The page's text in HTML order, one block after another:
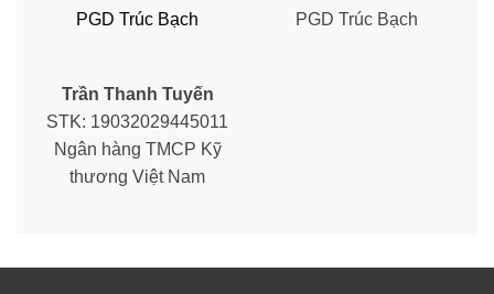
PGD Trúc Bạch
PGD Trúc Bạch
Trần Thanh Tuyến
STK: 19032029445011
Ngân hàng TMCP Kỹ
thương Việt Nam